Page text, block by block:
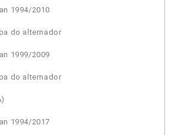
1994/2010
do alternador
1999/2009
do alternador
1994/2017